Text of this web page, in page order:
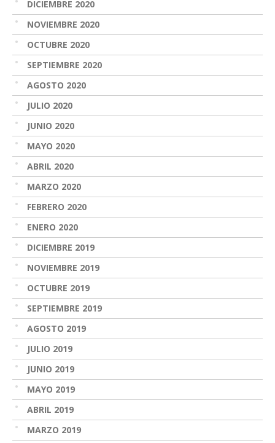
DICIEMBRE 2020
NOVIEMBRE 2020
OCTUBRE 2020
SEPTIEMBRE 2020
AGOSTO 2020
JULIO 2020
JUNIO 2020
MAYO 2020
ABRIL 2020
MARZO 2020
FEBRERO 2020
ENERO 2020
DICIEMBRE 2019
NOVIEMBRE 2019
OCTUBRE 2019
SEPTIEMBRE 2019
AGOSTO 2019
JULIO 2019
JUNIO 2019
MAYO 2019
ABRIL 2019
MARZO 2019